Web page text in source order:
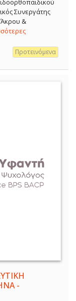
Συνεργάτης
&
Προτεινόμενα
-